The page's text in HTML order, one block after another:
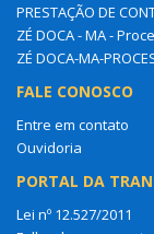
PRESTAÇÃO DE
ZÉ DOCA - MA -
ZÉ DOCA-MA-
FALE CONOSCO
Entre em contato
Ouvidoria
PORTAL DA
Lei nº 12.527/2011